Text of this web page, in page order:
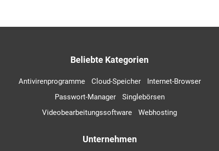
Beliebte Kategorien
Antivirenprogramme Cloud-Speicher
Internet-Browser
Passwort-Manager
Singlebörsen
Videobearbeitungssoftware
Webhosting
Unternehmen